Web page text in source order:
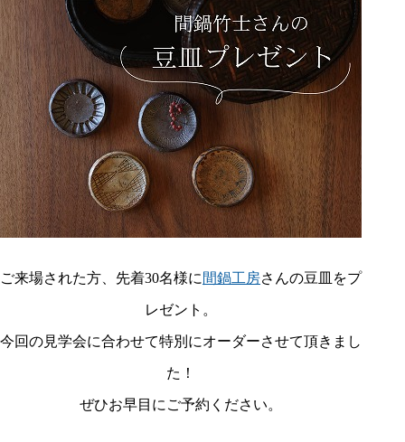
ご来場された方、先着30名様に 間鍋工房さんの豆皿をプ
レゼント。
今回の見学会に合わせて特別にオーダーさせて頂きまし
た！
ぜひお早目にご予約ください。